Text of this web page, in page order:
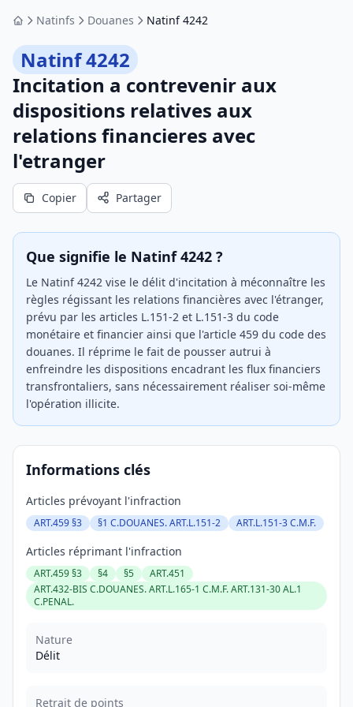
AccueilNatinfs Douanes Natinf 4242
Natinf 4242
Incitation a contrevenir aux
dispositions relatives aux
relations financieres avec
l'etranger
Copier Partager
Que signifie le Natinf 4242 ?
Le Natinf 4242 vise le délit d'incitation à méconnaître les
règles régissant les relations financières avec l'étranger,
prévu par les articles L.151-2 et L.151-3 du code
monétaire et financier ainsi que l'article 459 du code des
douanes. Il réprime le fait de pousser autrui à
enfreindre les dispositions encadrant les flux financiers
transfrontaliers, sans nécessairement réaliser soi-même
l'opération illicite.
Informations clés
Articles prévoyant l'infraction
ART.459 §3 §1 C.DOUANES. ART.L.151-2 ART.L.151-3 C.M.F.
Articles réprimant l'infraction
ART.459 §3 §4 §5
ART.451
ART.432-BIS C.DOUANES. ART.L.165-1 C.M.F. ART.131-30 AL.1
C.PENAL.
Nature
Délit
Retrait de points